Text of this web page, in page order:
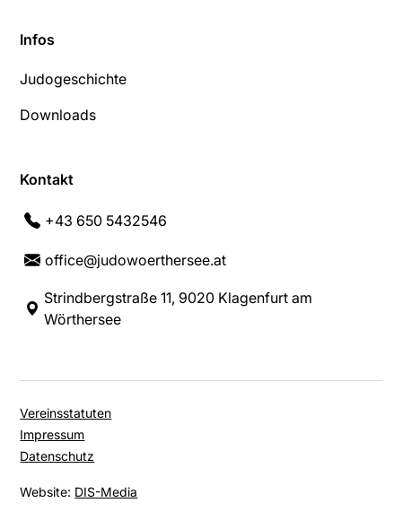
Infos
Judogeschichte
Downloads
Kontakt
+43 650 5432546
office@judowoerthersee.at
Strindbergstraße 11, 9020 Klagenfurt am
Wörthersee
Vereinsstatuten
Impressum
Datenschutz
Website: DIS-Media